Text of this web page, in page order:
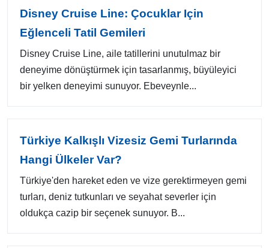
Disney Cruise Line: Çocuklar Için
Eğlenceli Tatil Gemileri
Disney Cruise Line, aile tatillerini unutulmaz bir
deneyime dönüştürmek için tasarlanmış, büyüleyici
bir yelken deneyimi sunuyor. Ebeveynle...
Türkiye Kalkışlı Vizesiz Gemi Turlarında
Hangi Ülkeler Var?
Türkiye'den hareket eden ve vize gerektirmeyen gemi
turları, deniz tutkunları ve seyahat severler için
oldukça cazip bir seçenek sunuyor. B...